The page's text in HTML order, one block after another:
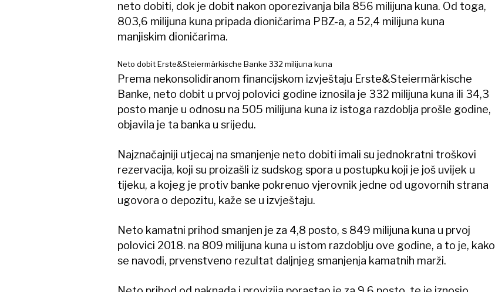
neto dobiti, dok je dobit nakon oporezivanja bila 856 milijuna kuna. Od toga,
803,6 milijuna kuna pripada dioničarima PBZ-a, a 52,4 milijuna kuna
manjiskim dioničarima.
Neto dobit Erste&Steiermärkische Banke 332 milijuna kuna
Prema nekonsolidiranom financijskom izvještaju Erste&Steiermärkische
Banke, neto dobit u prvoj polovici godine iznosila je 332 milijuna kuna ili 34,3
posto manje u odnosu na 505 milijuna kuna iz istoga razdoblja prošle godine,
objavila je ta banka u srijedu.
Najznačajniji utjecaj na smanjenje neto dobiti imali su jednokratni troškovi
rezervacija, koji su proizašli iz sudskog spora u postupku koji je još uvijek u
tijeku, a kojeg je protiv banke pokrenuo vjerovnik jedne od ugovornih strana
ugovora o depozitu, kaže se u izvještaju.
Neto kamatni prihod smanjen je za 4,8 posto, s 849 milijuna kuna u prvoj
polovici 2018. na 809 milijuna kuna u istom razdoblju ove godine, a to je, kako
se navodi, prvenstveno rezultat daljnjeg smanjenja kamatnih marži.